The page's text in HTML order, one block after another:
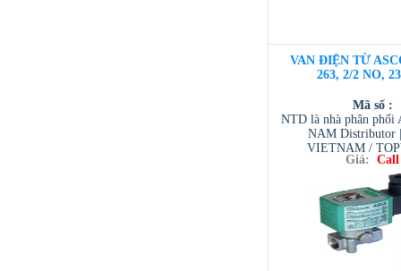
VAN ĐIỆN TỪ
263, 2/2 NO,
Mã số :
NTD là nhà phân phối
NAM Distributor
VIETNAM /
VIETNAM /
/ TESCOM
Giá: Call